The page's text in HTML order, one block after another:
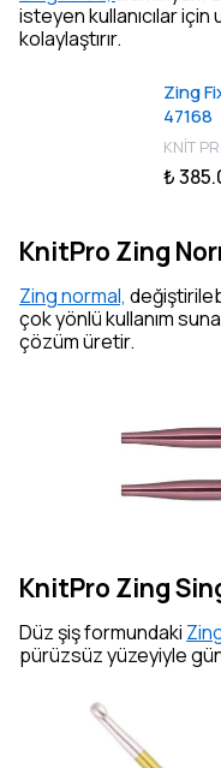
isteyen kullanıcılar
kolaylaştırır.
Zing
47168
KNİT
₺
KnitPro Zing
Zing normal,
çok yönlü kullanım
çözüm üretir.
KnitPro Zing
Düz şiş formundaki
pürüzsüz yüzeyiyle